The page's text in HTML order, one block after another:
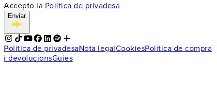
Accepto la Política de privadesa
Enviar
Política de privadesaNota legalCookiesPolítica de compra
i devolucionsGuies